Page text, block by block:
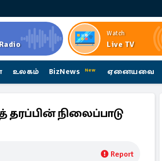
Watch
Live TV
உலகம் BizNews New ஏனையவை
தரப்பின் நிலைப்பாடு
Report